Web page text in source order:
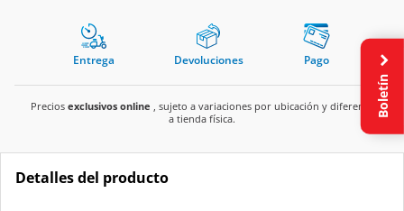
Entrega Devoluciones Pago
Precios exclusivos online , sujeto a variaciones por ubicación y diferente
a tienda física.
Detalles del producto
Boletín